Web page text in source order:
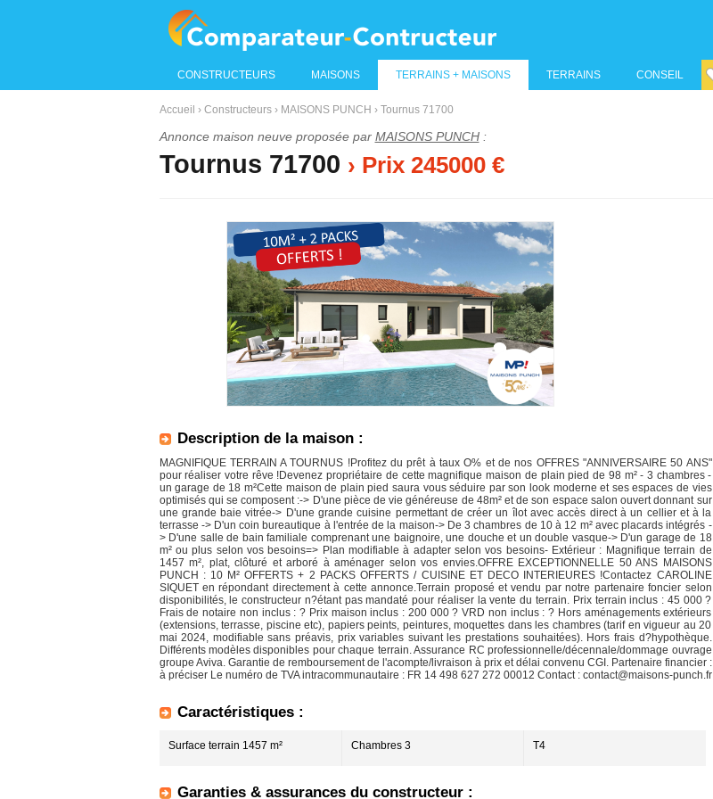
CONSTRUCTEURS MAISONS TERRAINS + MAISONS TERRAINS CONSEIL
Accueil › Constructeurs› MAISONS PUNCH › Tournus 71700
Annonce maison neuve proposée par MAISONS PUNCH:
Tournus 71700 › Prix 245000 €
Description de la maison :
MAGNIFIQUE TERRAIN A TOURNUS !Profitez du prêt à taux O% et de nos OFFRES "ANNIVERSAIRE 50 ANS"
pour réaliser votre rêve !Devenez propriétaire de cette magnifique maison de plain pied de 98 m² - 3 chambres -
un garage de 18 m²Cette maison de plain pied saura vous séduire par son look moderne et ses espaces de vies
optimisés qui se composent :-> D'une pièce de vie généreuse de 48m² et de son espace salon ouvert donnant sur
une grande baie vitrée-> D'une grande cuisine permettant de créer un îlot avec accès direct à un cellier et à la
terrasse -> D'un coin bureautique à l'entrée de la maison-> De 3 chambres de 10 à 12 m² avec placards intégrés -
> D'une salle de bain familiale comprenant une baignoire, une douche et un double vasque-> D'un garage de 18
m² ou plus selon vos besoins=> Plan modifiable à adapter selon vos besoins- Extérieur : Magnifique terrain de
1457 m², plat, clôturé et arboré à aménager selon vos envies.OFFRE EXCEPTIONNELLE 50 ANS MAISONS
PUNCH : 10 M² OFFERTS + 2 PACKS OFFERTS / CUISINE ET DECO INTERIEURES !Contactez CAROLINE
SIQUET en répondant directement à cette annonce.Terrain proposé et vendu par notre partenaire foncier selon
disponibilités, le constructeur n?étant pas mandaté pour réaliser la vente du terrain. Prix terrain inclus : 45 000 ?
Frais de notaire non inclus : ? Prix maison inclus : 200 000 ? VRD non inclus : ? Hors aménagements extérieurs
(extensions, terrasse, piscine etc), papiers peints, peintures, moquettes dans les chambres (tarif en vigueur au 20
mai 2024, modifiable sans préavis, prix variables suivant les prestations souhaitées). Hors frais d?hypothèque.
Différents modèles disponibles pour chaque terrain. Assurance RC professionnelle/décennale/dommage ouvrage
groupe Aviva. Garantie de remboursement de l'acompte/livraison à prix et délai convenu CGI. Partenaire financier :
à préciser Le numéro de TVA intracommunautaire : FR 14 498 627 272 00012 Contact : contact@maisons-punch.fr
Caractéristiques :
Surface terrain 1457 m² Chambres 3 T4
Garanties & assurances du constructeur :